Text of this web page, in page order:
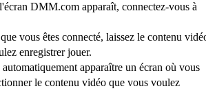
DMM.com apparaît, connectez-vous à
vous êtes connecté, laissez le contenu
enregistrer jouer.
apparaître un écran où vous
le contenu vidéo que vous voulez